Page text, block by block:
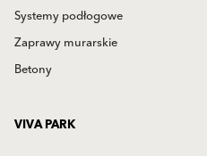
Systemy podłogowe
Zaprawy murarskie
Betony
VIVA PARK